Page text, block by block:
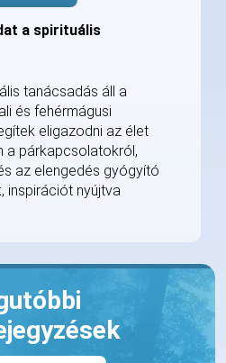
a spirituális
tanácsadás áll a
és fehérmágusi
eligazodni az élet
a párkapcsolatokról,
az elengedés gyógyító
inspirációt nyújtva